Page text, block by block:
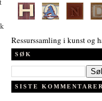
Ressurssamling i kunst og
SØK
SISTE KOMMENTARER